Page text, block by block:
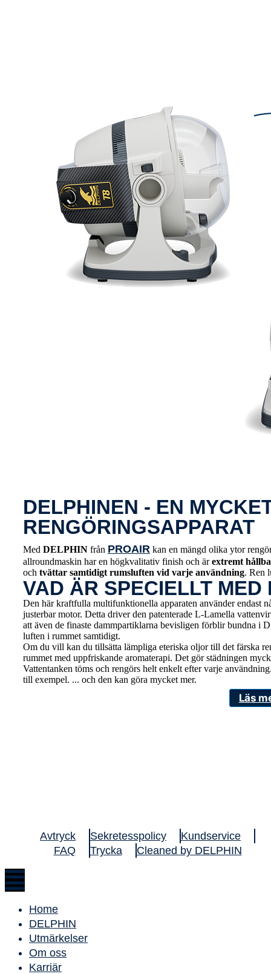
DELPHINEN - EN
RENGÖRINGSAPPARAT
Med DELPHIN från PROAIR kan en mängd olika ytor
allroundmaskin har en högkvalitativ finish och ärextremt
och tvättar samtidigt rumsluften vid varje användning. Ren
VAD ÄR SPECIELLT MED
Den här kraftfulla multifunktionella apparaten använder endast
justerbar motor. Detta driver den patenterade L-Lamella
att även de finaste dammpartiklarna bevisligen förblir bundna i
luften i rummet samtidigt.
Om du vill kan du tillsätta lämpliga eteriska oljor till det färska
rummet med uppfriskande aromaterapi. Det gör städningen
Vattentanken töms och rengörs helt enkelt efter varje
till exempel. ... och den kan göra mycket mer.
Läs
Avtryck Sekretesspolicy
Kundservice
FAQ
Trycka Cleaned by DELPHIN
Home
DELPHIN
Utmärkelser
Om oss
Karriär